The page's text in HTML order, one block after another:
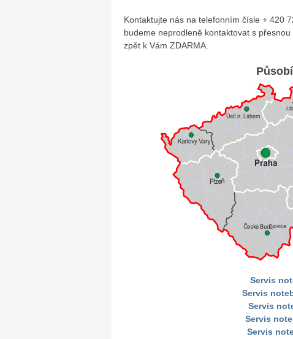
Kontaktujte nás na telefonním čísle + 420
budeme neprodleně kontaktovat s
zpět k Vám ZDARMA.
Servis
Servis
Servis
Servis
Servis